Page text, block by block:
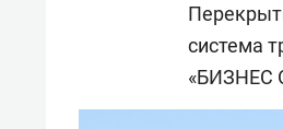
система
«БИЗНЕС